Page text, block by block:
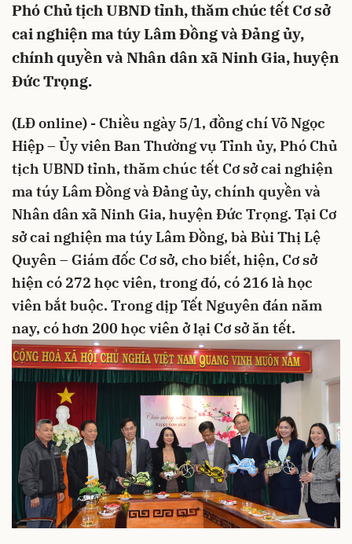
Phó Chủ tịch UBND tỉnh, thăm chúc tết Cơ sở
cai nghiện ma túy Lâm Đồng và Đảng ủy,
chính quyền và Nhân dân xã Ninh Gia, huyện
Đức Trọng.
(LĐ online) - Chiều ngày 5/1, đồng chí Võ Ngọc
Hiệp – Ủy viên Ban Thường vụ Tỉnh ủy, Phó Chủ
tịch UBND tỉnh, thăm chúc tết Cơ sở cai nghiện
ma túy Lâm Đồng và Đảng ủy, chính quyền và
Nhân dân xã Ninh Gia, huyện Đức Trọng. Tại Cơ
sở cai nghiện ma túy Lâm Đồng, bà Bùi Thị Lệ
Quyên – Giám đốc Cơ sở, cho biết, hiện, Cơ sở
hiện có 272 học viên, trong đó, có 216 là học
viên bắt buộc. Trong dịp Tết Nguyên đán năm
nay, có hơn 200 học viên ở lại Cơ sở ăn tết.